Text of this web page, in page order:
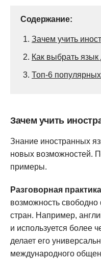
Содержание:
1. Зачем учить
2. Как выбрать язык
3. Топ-6
Зачем учить
Знание иностранных
новых возможностей.
примеры.
Разговорная
возможность
стран. Например,
и используется более
делает его
международного